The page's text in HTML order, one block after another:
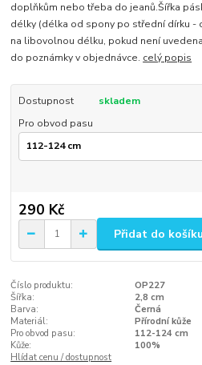
doplňkům nebo třeba do jeanů.Šířka
délky (délka od spony po střední dírku -
na libovolnou délku, pokud není
do poznámky v objednávce. celý popis
Dostupnost
skladem
Pro obvod pasu
290 Kč
Přidat do košíku
Číslo produktu:
OP227
Šířka:
2,8 cm
Barva:
Černá
Materiál:
Přírodní kůže
Pro obvod pasu:
112-124 cm
Kůže:
100%
Hlídat cenu / dostupnost